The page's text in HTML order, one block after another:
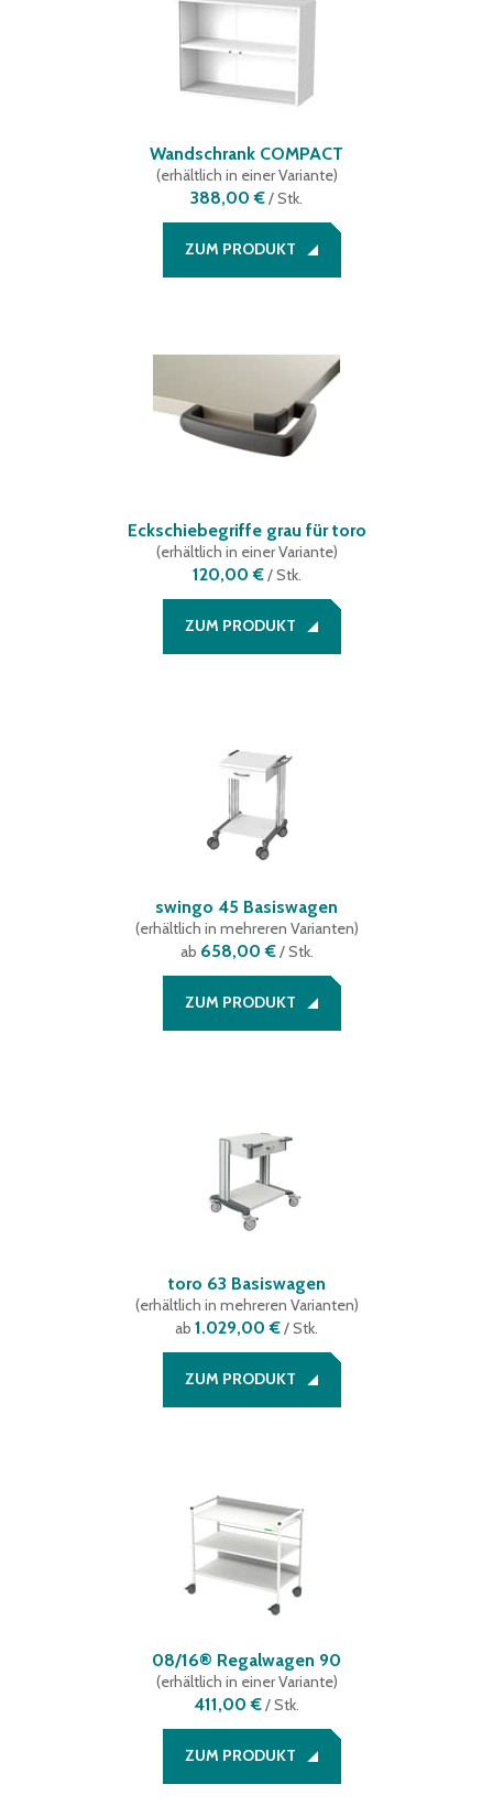
Wandschrank COMPACT
(erhältlich in einer Variante)
388,00 €/Stk.
ZUM PRODUKT
Eckschiebegriffe grau für toro
(erhältlich in einer Variante)
120,00 €/Stk.
ZUM PRODUKT
swingo 45 Basiswagen
(erhältlich in mehreren Varianten)
ab 658,00 €/ Stk.
ZUM PRODUKT
toro 63 Basiswagen
(erhältlich in mehreren Varianten)
ab 1.029,00 €/ Stk.
ZUM PRODUKT
08/16® Regalwagen 90
(erhältlich in einer Variante)
411,00 €/Stk.
ZUM PRODUKT